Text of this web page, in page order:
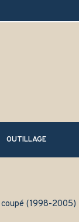
OUTILLAGE
(1998-2005)